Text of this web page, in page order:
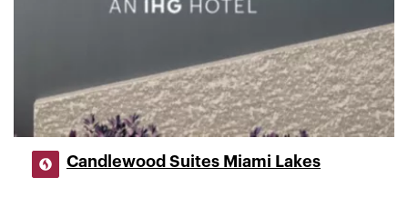
Candlewood Suites Miami Lakes